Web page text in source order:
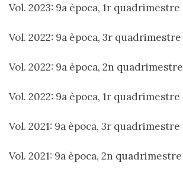
Vol. 2023: 9a època, 1r quadrimestre
Vol. 2022: 9a època, 3r quadrimestre
Vol. 2022: 9a època, 2n quadrimestre
Vol. 2022: 9a època, 1r quadrimestre
Vol. 2021: 9a època, 3r quadrimestre
Vol. 2021: 9a època, 2n quadrimestre